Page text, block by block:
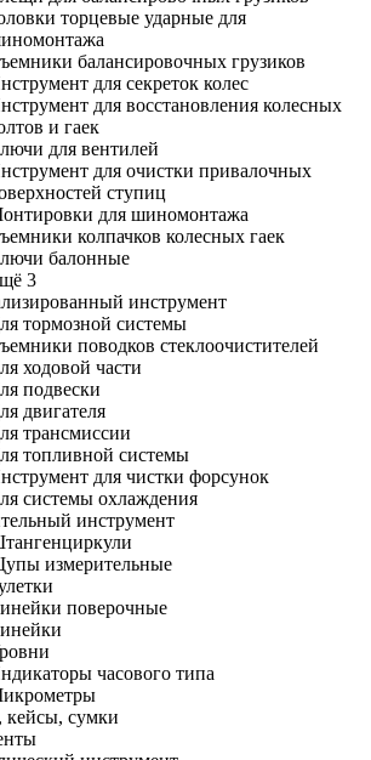
торцевые ударные для
балансировочных грузиков
для секреток колес
для восстановления колесных
и гаек
для вентилей
для очистки привалочных
ступиц
для шиномонтажа
колпачков колесных гаек
балонные
3
инструмент
тормозной системы
поводков стеклоочистителей
ходовой части
подвески
двигателя
трансмиссии
топливной системы
для чистки форсунок
системы охлаждения
инструмент
измерительные
поверочные
часового типа
сумки